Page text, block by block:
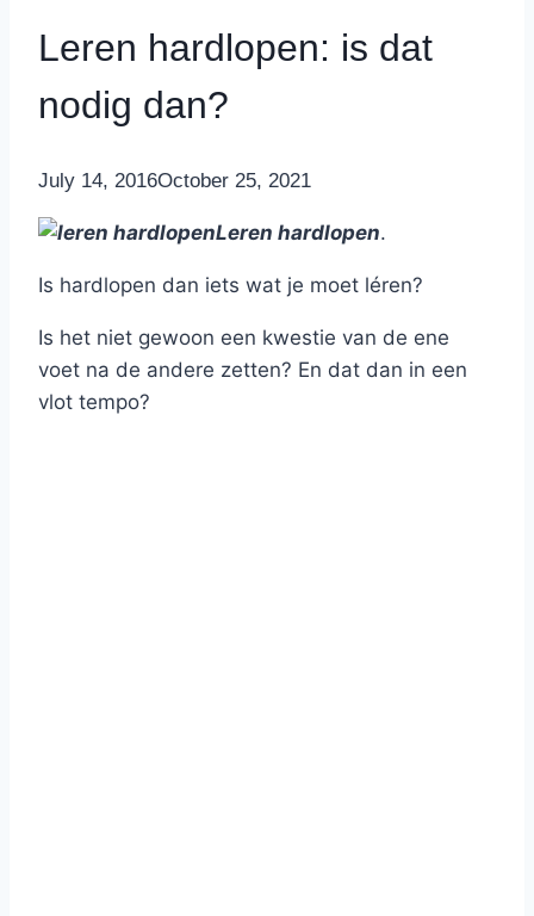
Leren hardlopen: is dat
nodig dan?
By Nicole
July 14, 2016October 25, 2021
Leren hardlopen.
Is hardlopen dan iets wat je moet léren?
Is het niet gewoon een kwestie van de ene
voet na de andere zetten? En dat dan in een
vlot tempo?